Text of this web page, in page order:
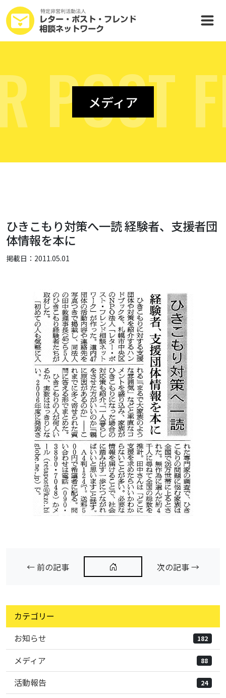
POST F
メディア
ひきこもり対策へ一読 経験者、支援者団
体情報を本に
掲載日：2011.05.01
← 前の記事 次の記事 →
カテゴリー
お知らせ
182
メディア 88
活動報告 24